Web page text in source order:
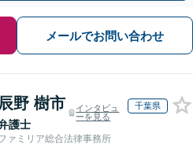
メールでお問い合わせ
辰野 樹市
護士
インタビュ
ーを見る
千葉県
ァミリア総合法律事務所